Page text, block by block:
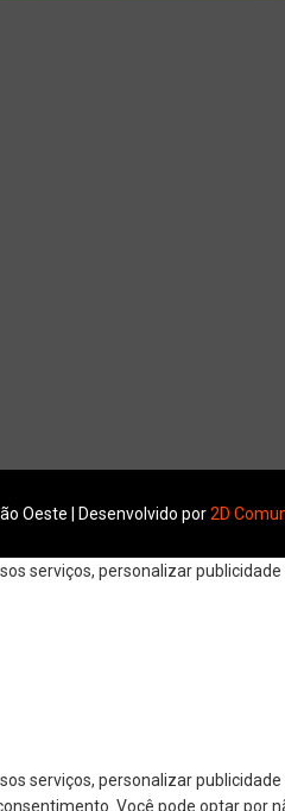
Oeste | Desenvolvido por2D
serviços, personalizar
serviços, personalizar
Você pode optar